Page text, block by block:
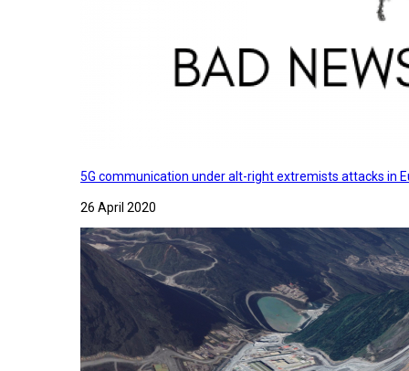
5G communication under alt-right extremists attacks in
26 April 2020